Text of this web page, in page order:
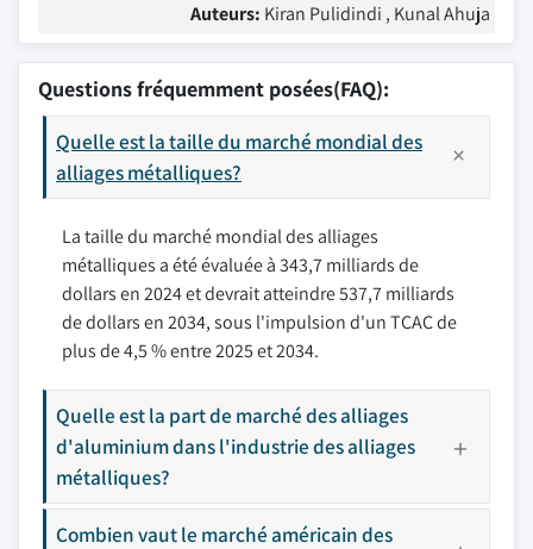
Auteurs: Kiran Pulidindi , Kunal Ahuja
Questions fréquemment posées(FAQ):
Quelle est la taille du marché mondial des
alliages métalliques?
La taille du marché mondial des alliages
métalliques a été évaluée à 343,7 milliards de
dollars en 2024 et devrait atteindre 537,7 milliards
de dollars en 2034, sous l'impulsion d'un TCAC de
plus de 4,5 % entre 2025 et 2034.
Quelle est la part de marché des alliages
d'aluminium dans l'industrie des alliages
métalliques?
Combien vaut le marché américain des